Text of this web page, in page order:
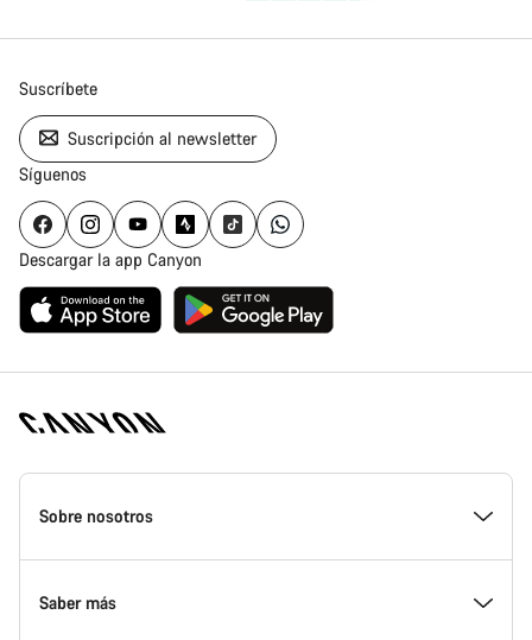
Suscríbete
Suscripción al newsletter
Síguenos
Descargar la app Canyon
Canyon
Homepage
Sobre nosotros
Conoce Canyon
Saber más